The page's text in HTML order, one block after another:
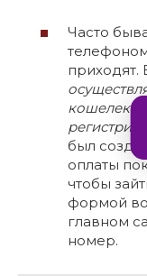
Часто
приходят.
кошелек
был
оплаты
чтобы
формой
главном
номер.